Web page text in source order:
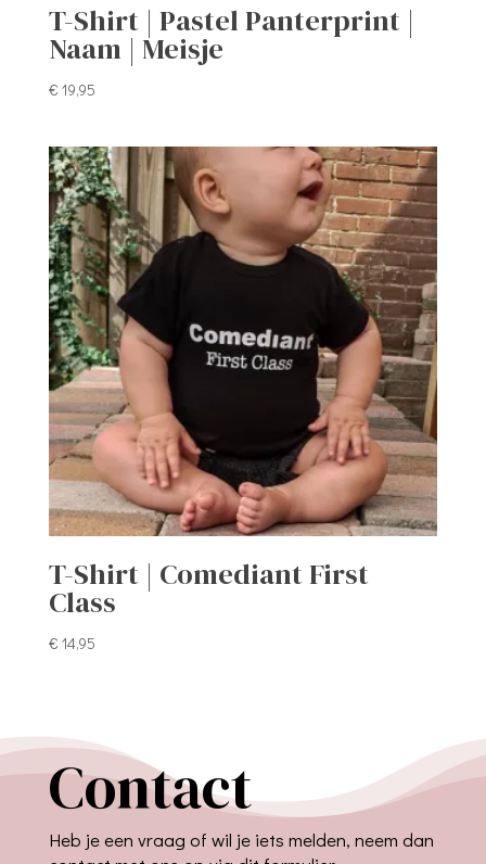
T-Shirt | Pastel Panterprint |
Naam | Meisje
€ 19,95
T-Shirt | Comediant First
Class
€ 14,95
Contact
Heb je een vraag of wil je iets melden, neem dan